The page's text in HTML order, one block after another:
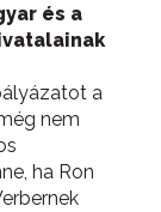
és a
a
nem
ha Ron